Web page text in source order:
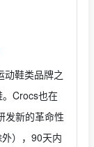
动鞋类品牌之
。Crocs也在
发新的革命性
），90天内